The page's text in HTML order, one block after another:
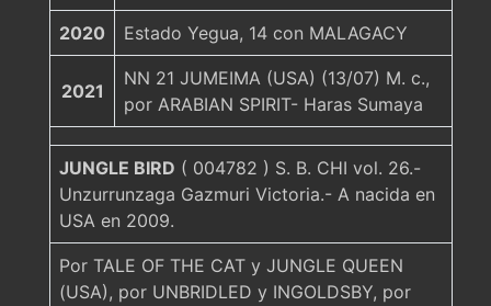
2020 Estado Yegua, 14 con MALAGACY
2021
NN 21 JUMEIMA (USA) (13/07) M. c.,
por ARABIAN SPIRIT- Haras Sumaya
JUNGLE BIRD ( 004782 ) S. B. CHI vol. 26.-
Unzurrunzaga Gazmuri Victoria.- A nacida en
USA en 2009.
Por TALE OF THE CAT y JUNGLE QUEEN
(USA), por UNBRIDLED y INGOLDSBY, por